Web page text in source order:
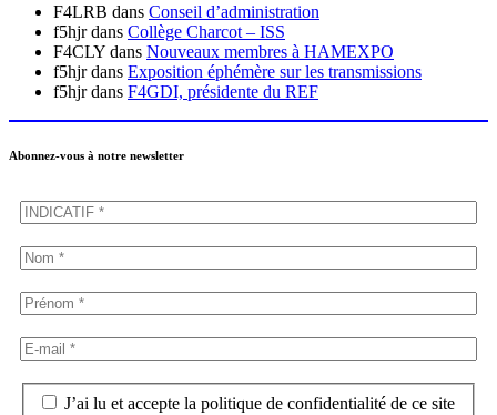
F4LRB dans Conseil d’administration
f5hjrdans Collège Charcot – ISS
F4CLY dans Nouveaux membres à HAMEXPO
f5hjrdans Exposition éphémère sur les transmissions
f5hjrdans F4GDI, présidente du REF
Abonnez-vous à notre newsletter
J’ai lu et accepte la politique de confidentialité de ce site